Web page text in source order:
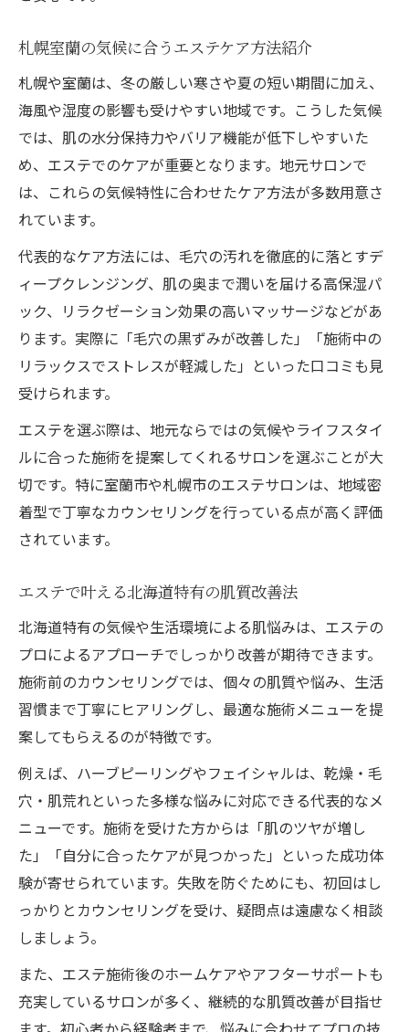
札幌室蘭の気候に合うエステケア方法紹介
札幌や室蘭は、冬の厳しい寒さや夏の短い期間に加え、
海風や湿度の影響も受けやすい地域です。こうした気候
では、肌の水分保持力やバリア機能が低下しやすいた
め、エステでのケアが重要となります。地元サロンで
は、これらの気候特性に合わせたケア方法が多数用意さ
れています。
代表的なケア方法には、毛穴の汚れを徹底的に落とすデ
ィープクレンジング、肌の奥まで潤いを届ける高保湿パ
ック、リラクゼーション効果の高いマッサージなどがあ
ります。実際に「毛穴の黒ずみが改善した」「施術中の
リラックスでストレスが軽減した」といった口コミも見
受けられます。
エステを選ぶ際は、地元ならではの気候やライフスタイ
ルに合った施術を提案してくれるサロンを選ぶことが大
切です。特に室蘭市や札幌市のエステサロンは、地域密
着型で丁寧なカウンセリングを行っている点が高く評価
されています。
エステで叶える北海道特有の肌質改善法
北海道特有の気候や生活環境による肌悩みは、エステの
プロによるアプローチでしっかり改善が期待できます。
施術前のカウンセリングでは、個々の肌質や悩み、生活
習慣まで丁寧にヒアリングし、最適な施術メニューを提
案してもらえるのが特徴です。
例えば、ハーブピーリングやフェイシャルは、乾燥・毛
穴・肌荒れといった多様な悩みに対応できる代表的なメ
ニューです。施術を受けた方からは「肌のツヤが増し
た」「自分に合ったケアが見つかった」といった成功体
験が寄せられています。失敗を防ぐためにも、初回はし
っかりとカウンセリングを受け、疑問点は遠慮なく相談
しましょう。
また、エステ施術後のホームケアやアフターサポートも
充実しているサロンが多く、継続的な肌質改善が目指せ